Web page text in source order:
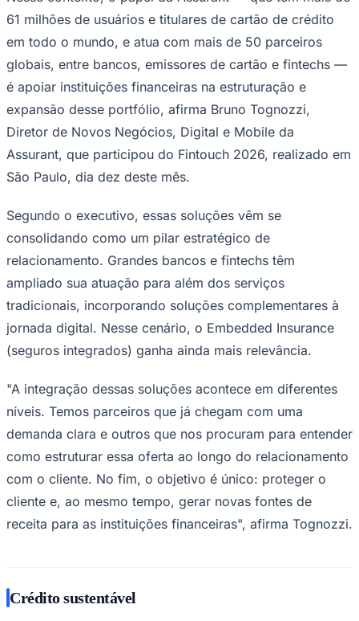
Vitória
61 milhões de usuários e titulares de cartão de crédito
em todo o mundo, e atua com mais de 50 parceiros
globais, entre bancos, emissores de cartão e fintechs —
é apoiar instituições financeiras na estruturação e
expansão desse portfólio, afirma Bruno Tognozzi,
Diretor de Novos Negócios, Digital e Mobile da
Assurant, que participou do Fintouch 2026, realizado em
São Paulo, dia dez deste mês.
Segundo o executivo, essas soluções vêm se
consolidando como um pilar estratégico de
relacionamento. Grandes bancos e fintechs têm
ampliado sua atuação para além dos serviços
tradicionais, incorporando soluções complementares à
jornada digital. Nesse cenário, o Embedded Insurance
(seguros integrados) ganha ainda mais relevância.
"A integração dessas soluções acontece em diferentes
níveis. Temos parceiros que já chegam com uma
demanda clara e outros que nos procuram para entender
como estruturar essa oferta ao longo do relacionamento
com o cliente. No fim, o objetivo é único: proteger o
cliente e, ao mesmo tempo, gerar novas fontes de
receita para as instituições financeiras", afirma Tognozzi.
Crédito sustentável